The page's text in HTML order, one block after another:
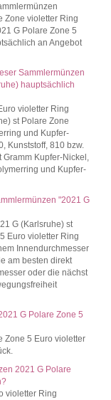
Zone violetter Ring
G Polare Zone 5
an Angebot
Sammlermünzen
hauptsächlich
violetter Ring
st Polare Zone
und Kupfer-
Kunststoff, 810 bzw.
Gramm Kupfer-Nickel,
und Kupfer-
"2021 G
G (Karlsruhe) st
Euro violetter Ring
Innendurchmesser
am besten direkt
oder die nächst
G Polare Zone 5
Zone 5 Euro violetter
2021 G Polare
violetter Ring